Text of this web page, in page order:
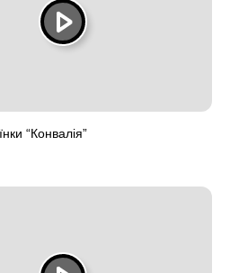
“Конвалія”